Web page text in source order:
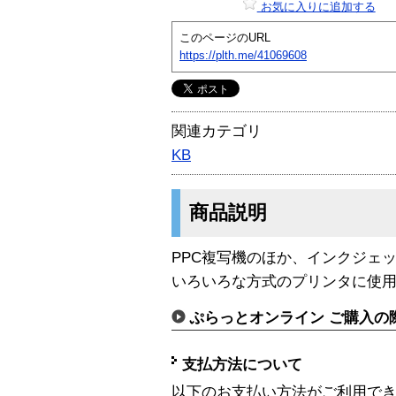
お気に入りに追加する
このページのURL
https://plth.me/41069608
関連カテゴリ
KB
商品説明
PPC複写機のほか、インクジェ
いろいろな方式のプリンタに使
ぷらっとオンライン ご購入の
支払方法について
以下のお支払い方法がご利用で